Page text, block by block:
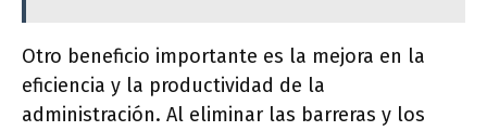
Otro beneficio importante es la mejora en la
eficiencia y la productividad de la
administración. Al eliminar las barreras y los